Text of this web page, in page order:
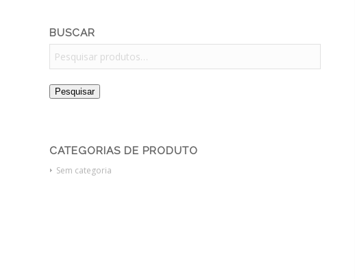
BUSCAR
Pesquisar
CATEGORIAS DE PRODUTO
Sem categoria